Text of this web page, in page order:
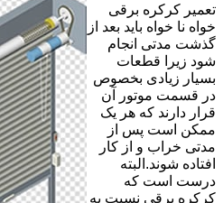
تعمیر کرکره برقی
خواه نا خواه باید بعد از
گذشت مدتی انجام
شود زیرا قطعات
بسیار زیادی بخصوص
در قسمت موتور آن
قرار دارند که هر یک
ممکن است پس از
مدتی خراب و از کار
افتاده شوند.البته
درست است که
کرکره برقی نسبت به